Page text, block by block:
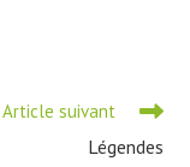
Article suivant
Légendes